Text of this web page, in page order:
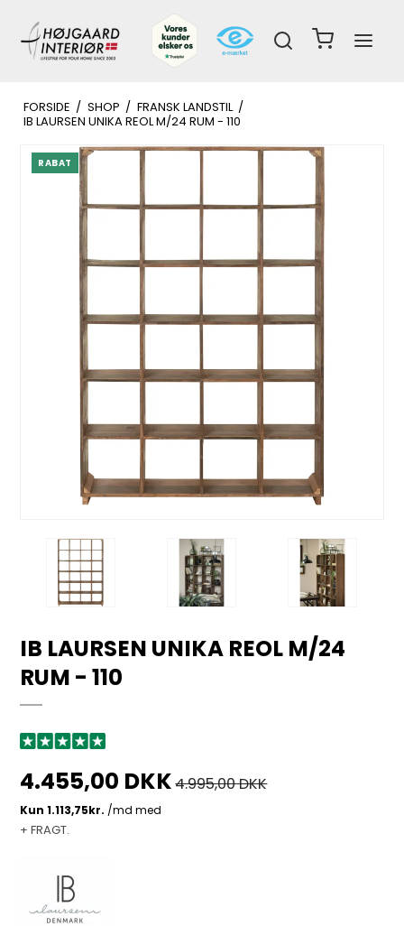
FORSIDE / SHOP / FRANSK LANDSTIL /
IB LAURSEN UNIKA REOL M/24 RUM - 110
RABAT
IB LAURSEN UNIKA REOL M/24
RUM - 110
4.455,00 DKK4.995,00 DKK
+ FRAGT.